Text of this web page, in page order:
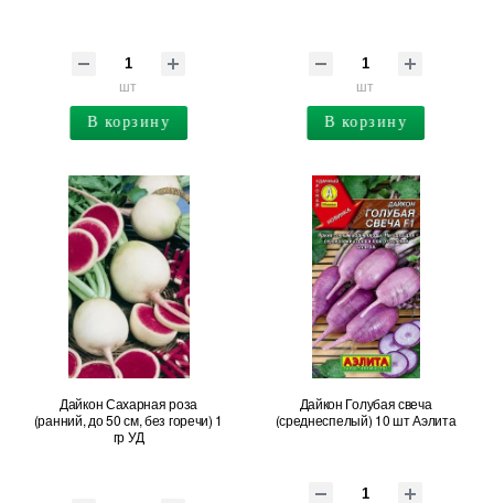
шт
В корзину
шт
В корзину
Дайкон Сахарная роза
(ранний, до 50 см, без горечи) 1
гр УД
Дайкон Голубая свеча
(среднеспелый) 10 шт Аэлита